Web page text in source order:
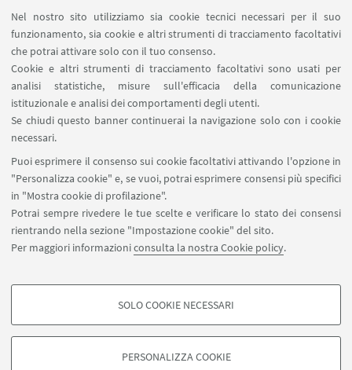
Nel nostro sito utilizziamo sia cookie tecnici necessari per il suo
funzionamento, sia cookie e altri strumenti di tracciamento facoltativi
che potrai attivare solo con il tuo consenso.
Cookie e altri strumenti di tracciamento facoltativi sono usati per
analisi statistiche, misure sull'efficacia della comunicazione
istituzionale e analisi dei comportamenti degli utenti.
Se chiudi questo banner continuerai la navigazione solo con i cookie
necessari.
Puoi esprimere il consenso sui cookie facoltativi attivando l'opzione in
"Personalizza cookie" e, se vuoi, potrai esprimere consensi più specifici
in "Mostra cookie di profilazione".
Potrai sempre rivedere le tue scelte e verificare lo stato dei consensi
rientrando nella sezione "Impostazione cookie" del sito.
Per maggiori informazioniconsulta la nostra Cookie policy.
COOKIE DI PROFILAZIONE - FACOLTATIVI
degli utenti, creare profili in base al loro comportamento sul sito, per analisi
SOLO COOKIE NECESSARI
PERSONALIZZA COOKIE
Missioni web
Ministero della Salute – EFSA Focal Point
SEGUI IL DIPARTIMENTO SU:
SEGUI UNIBO SU:
APP:
©Copyright 2026 - ALMA MATER STUDIORUM - Università di
Bologna - Via Zamboni, 33 - 40126 Bologna - PI: 01131710376 - CF: